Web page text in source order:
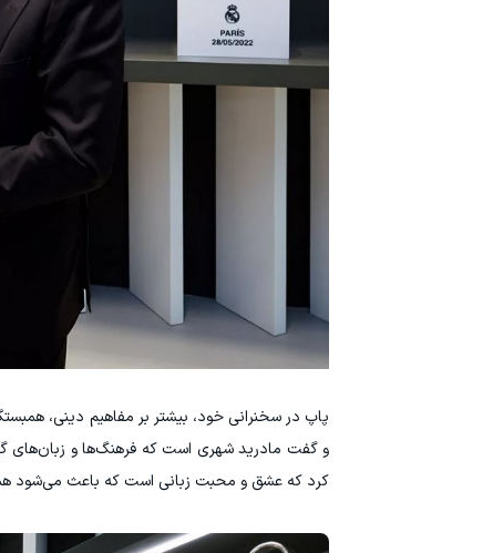
پاپ در سخنرانی خود، بیشتر بر مفاهیم دینی،
و گفت مادرید شهری است که فرهنگ‌ها و زبان‌های
کرد که عشق و محبت زبانی است که باعث می‌شود